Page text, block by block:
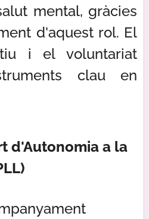
mental, gràcies
d'aquest rol. El
i el voluntariat
clau en
d'Autonomia a la